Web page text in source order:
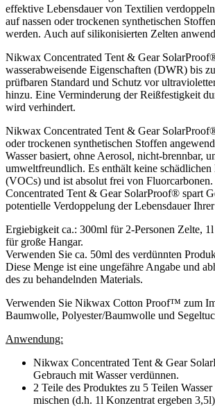
effektive Lebensdauer von Textilien
auf nassen oder trockenen synthetischen
werden. Auch auf silikonisierten Zelten
Nikwax Concentrated Tent & Gear
wasserabweisende Eigenschaften (DWR) bis
prüfbaren Standard und Schutz vor
hinzu. Eine Verminderung der Reißfestigkeit
wird verhindert.
Nikwax Concentrated Tent & Gear
oder trockenen synthetischen Stoffen
Wasser basiert, ohne Aerosol, nicht-brennbar,
umweltfreundlich. Es enthält keine
(VOCs) und ist absolut frei von
Concentrated Tent & Gear SolarProof® spart
potentielle Verdoppelung der Lebensdauer
Ergiebigkeit ca.: 300ml für 2-Personen Zelte,
für große Hangar.
Verwenden Sie ca. 50ml des verdünnten
Diese Menge ist eine ungefähre Angabe und
des zu behandelnden Materials.
Verwenden Sie Nikwax Cotton Proof™ zum
Baumwolle, Polyester/Baumwolle und
Anwendung:
Nikwax Concentrated Tent & Gear
Gebrauch mit Wasser verdünnen.
2 Teile des Produktes zu 5 Teilen
mischen (d.h. 1l Konzentrat ergeben